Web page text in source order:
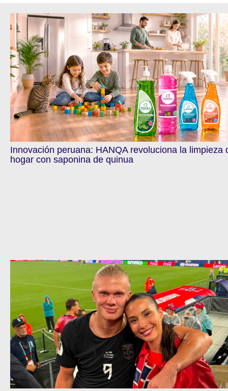
Innovación peruana: HANQA revoluciona la limpieza
hogar con saponina de quinua